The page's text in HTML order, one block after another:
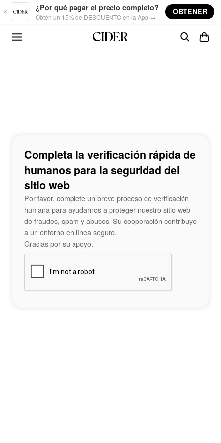
Skip to main content
¿Por qué pagar el precio completo?
Obtén un 15% de DESCUENTO en la App →
OBTENER
Completa la verificación rápida de
humanos para la seguridad del
sitio web
Por favor, complete un breve proceso de verificación
humana para ayudarnos a proteger nuestro sitio web
de fraudes, spam y abusos. Su cooperación contribuye
a un entorno en línea seguro.
Gracias por su apoyo.